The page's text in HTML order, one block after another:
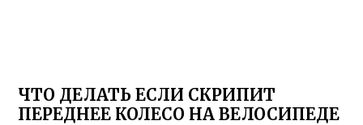
ЧТО ДЕЛАТЬ ЕСЛИ СКРИПИТ
ПЕРЕДНЕЕ КОЛЕСО НА ВЕЛОСИПЕДЕ